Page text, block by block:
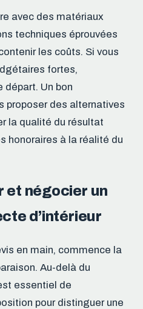
avec des matériaux
techniques éprouvées
les coûts. Si vous
fortes,
départ. Un bon
proposer des alternatives
la qualité du résultat
honoraires à la réalité du
et négocier un
d’intérieur
en main, commence la
Au-delà du
essentiel de
pour distinguer une